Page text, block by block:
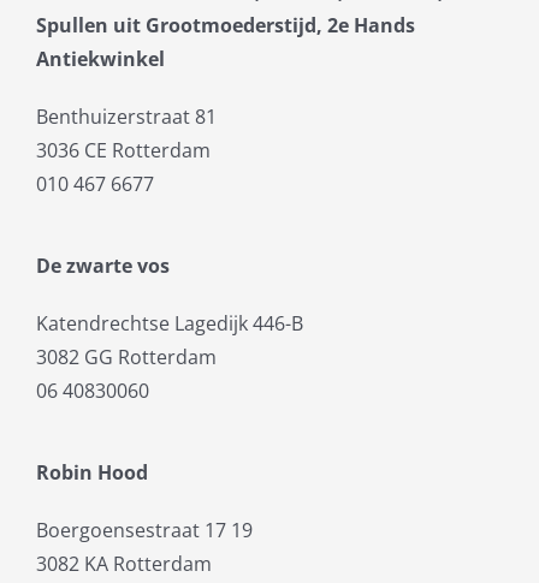
Spullen uit Grootmoederstijd, 2e Hands
Antiekwinkel
Benthuizerstraat 81
3036 CE Rotterdam
010 467 6677
De zwarte vos
Katendrechtse Lagedijk 446-B
3082 GG Rotterdam
06 40830060
Robin Hood
Boergoensestraat 17 19
3082 KA Rotterdam